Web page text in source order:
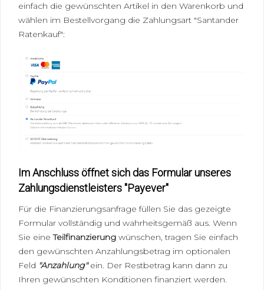
einfach die gewünschten Artikel in den Warenkorb und
wählen im Bestellvorgang die Zahlungsart "Santander
Ratenkauf":
Im Anschluss öffnet sich das Formular unseres
Zahlungsdienstleisters "Payever"
Für die Finanzierungsanfrage füllen Sie das gezeigte
Formular vollständig und wahrheitsgemäß aus. Wenn
Sie eineTeilfinanzierung wünschen, tragen Sie einfach
den gewünschten Anzahlungsbetrag im optionalen
Feld "Anzahlung"ein. Der Restbetrag kann dann zu
Ihren gewünschten Konditionen finanziert werden.